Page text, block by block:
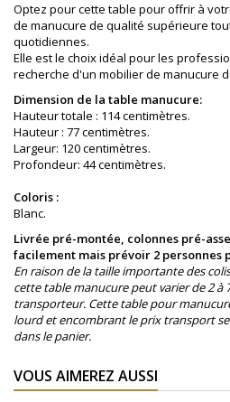
Optez pour cette table pour offrir à
de manucure de qualité supérieure
quotidiennes.
Elle est le choix idéal pour les
recherche d'un mobilier de manucure
Dimension de la table manucure:
Hauteur totale : 114 centimètres.
Hauteur : 77centimètres.
Largeur: 120centimètres.
Profondeur: 44centimètres.
Coloris :
Blanc.
Livrée pré-montée, colonnes pré-
facilement mais prévoir 2 personnes
En raison de la taille importante des
cette table manucure peut varier de 2
transporteur. Cette table pour
lourd et encombrant le prix transport
dans le panier.
VOUS AIMEREZ AUSSI